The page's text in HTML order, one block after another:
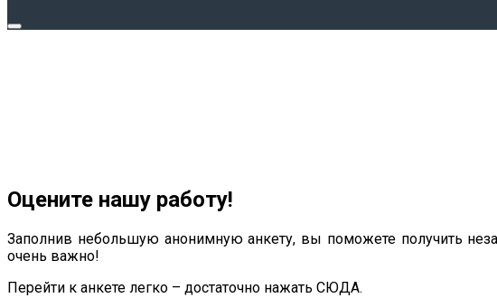
Оцените нашу работу!
Заполнив небольшую анонимную анкету, вы поможете получить
очень важно!
Перейти к анкете легко – достаточно нажать СЮДА.